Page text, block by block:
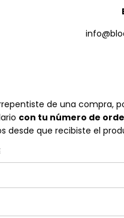
de una compra,
con tu número de
desde que recibiste el